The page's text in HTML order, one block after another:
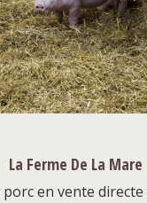
La Ferme De La Mare
porc en vente directe